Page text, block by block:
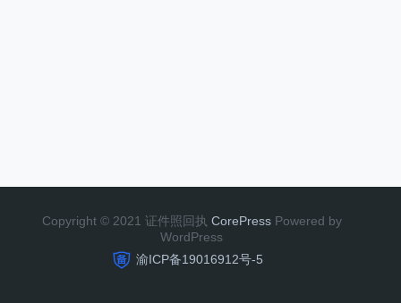
Copyright © 2021 证件照回执 CorePress Powered by
WordPress
渝ICP备19016912号-5